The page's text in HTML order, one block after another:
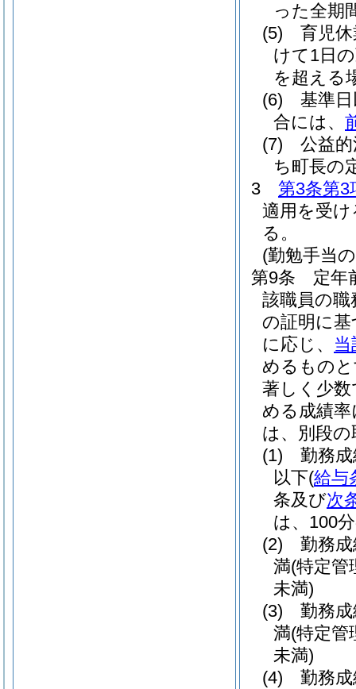
った全期
(5)
育児
けて1日
を超える
(6)
基準
合には、
(7)
公益
ち町長の
3
第3条第3
適用を受
る。
(勤勉手当
第9条
定年
該職員の
の証明に
に応じ、
めるもの
著しく少
める成績
は、別段
(1)
勤務
以下(給与
条及び次
は、100
(2)
勤務
満(特定管
未満)
(3)
勤務
満(特定管
未満)
(4)
勤務